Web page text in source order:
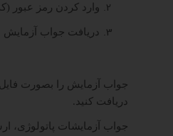
وارد کردن رمز عبور
دریافت جواب آزمایش
جواب آزمایش را بصورت فایل
دریافت کنید.
جواب آزمایشات پاتولوژی،